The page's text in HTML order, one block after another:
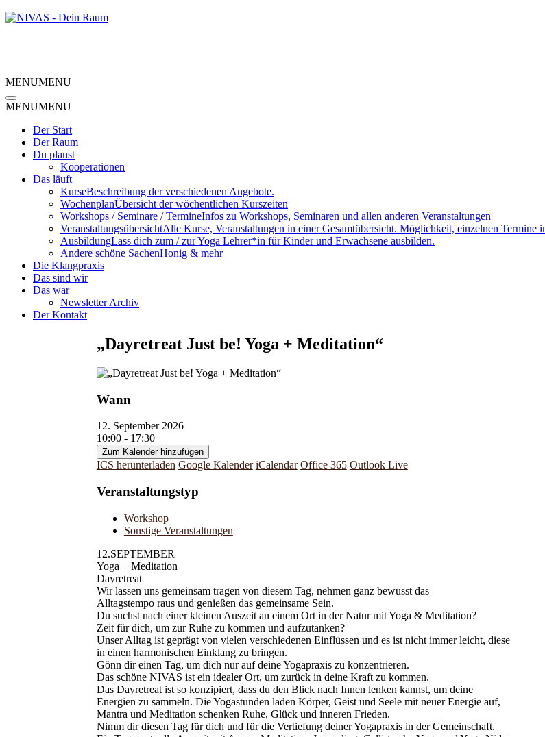
MENUMENU
MENUMENU
Der Start
Der Raum
Du planst
Kooperationen
Das läuft
KurseBeschreibung der verschiedenen Angebote.
WochenplanÜbersicht der wöchentlichen Kurszeiten
Workshops / Seminare / TermineInfos zu Workshops, Seminaren und allen anderen Veranstaltungen
VeranstaltungsübersichtAlle Kurse, Veranstaltungen in einer Gesamtübersicht. Möglichkeit, einzelnen Termine
AusbildungLass dich zum / zur Yoga Lehrer*in für Kinder und Erwachsene ausbilden.
Andere schöne SachenHonig & mehr
Die Klangpraxis
Das sind wir
Das war
Newsletter Archiv
Der Kontakt
„Dayretreat Just be! Yoga + Meditation“
Wann
12. September 2026
10:00 - 17:30
Zum Kalender hinzufügen
ICS herunterladen Google Kalender iCalendar Office 365 Outlook Live
Veranstaltungstyp
Workshop
Sonstige Veranstaltungen
12.SEPTEMBER
Yoga + Meditation
Dayretreat
Wir lassen uns gemeinsam tragen von diesem Tag, nehmen ganz bewusst das
Alltagstempo raus und genießen das gemeinsame Sein.
Du suchst nach einer kleinen Auszeit an einem Ort in der Natur mit Yoga & Meditation?
Zeit für dich, um zur Ruhe zu kommen und aufzutanken?
Unser Alltag ist geprägt von vielen verschiedenen Einflüssen und es ist nicht immer leicht, diese
in einen harmonischen Einklang zu bringen.
Gönn dir einen Tag, um dich nur auf deine Yogapraxis zu konzentrieren.
Das schöne NIVAS ist ein idealer Ort, um zurück in deine Kraft zu kommen.
Das Dayretreat ist so konzipiert, dass du den Blick nach Innen lenken kannst, um deine
Energien zu sammeln. Die Yogastunden laden Körper, Geist und Seele mit neuer Energie auf,
Mantra und Meditation schenken Ruhe, Glück und inneren Frieden.
Nimm dir diesen Tag für dich und für die Vertiefung deiner Yogapraxis in der Gemeinschaft.